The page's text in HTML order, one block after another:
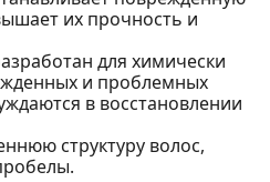
их прочность и
для химически
и проблемных
в восстановлении
структуру волос,